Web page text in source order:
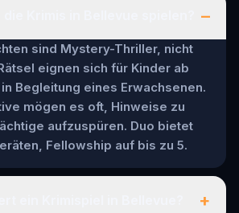
–
sind Mystery-Thriller, nicht
eignen sich für Kinder ab
Begleitung eines Erwachsenen.
mögen es oft, Hinweise zu
aufzuspüren. Duo bietet
Fellowship auf bis zu 5.
+